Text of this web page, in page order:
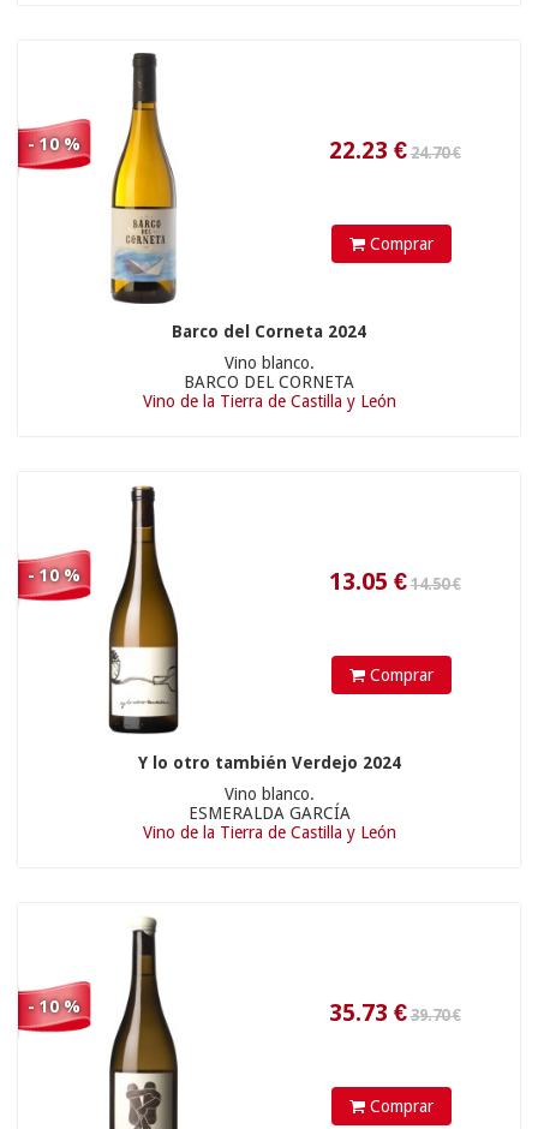
- 10 %
Comprar
Barco del Corneta 2024
Vino blanco.
BARCO DEL CORNETA
Vino de la Tierra de Castilla y León
- 10 %
Comprar
Y lo otro también Verdejo 2024
Vino blanco.
ESMERALDA GARCÍA
Vino de la Tierra de Castilla y León
- 10 %
Comprar
35.73€
26.9€